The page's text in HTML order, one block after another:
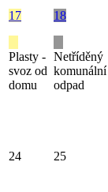
17
Plasty -
svoz od
domu
18
Netříděný
komunální
odpad
24 25